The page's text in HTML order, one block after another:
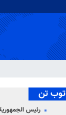
توب تن
رئيس